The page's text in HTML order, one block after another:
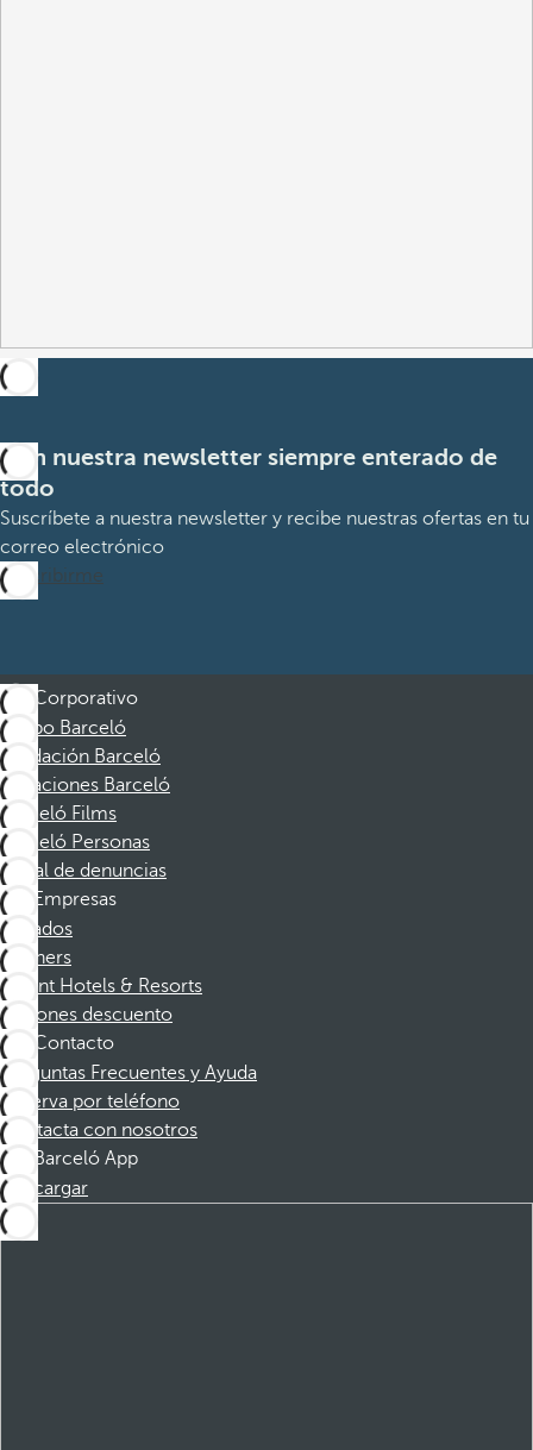
Con nuestra newsletter siempre enterado de
todo
Suscríbete a nuestra newsletter y recibe nuestras ofertas en tu
correo electrónico
Suscribirme
Corporativo
Grupo Barceló
Fundación Barceló
Vacaciones Barceló
Barceló Films
Barceló Personas
Canal de denuncias
Empresas
Afiliados
Partners
Dorint Hotels & Resorts
Cupones descuento
Contacto
Preguntas Frecuentes y Ayuda
Reserva por teléfono
Contacta con nosotros
Barceló App
Descargar